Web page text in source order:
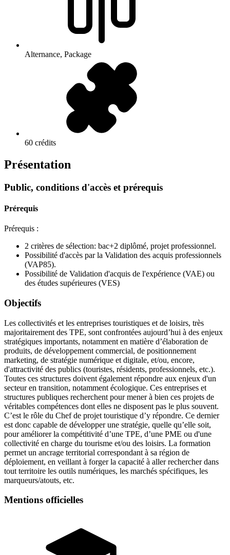
Alternance, Package
60 crédits
Présentation
Public, conditions d'accès et prérequis
Prérequis
Prérequis :
2 critères de sélection: bac+2 diplômé, projet professionnel.
Possibilité d'accès par la Validation des acquis professionnels
(VAP85).
Possibilité de Validation d'acquis de l'expérience (VAE) ou
des études supérieures (VES)
Objectifs
Les collectivités et les entreprises touristiques et de loisirs, très
majoritairement des TPE, sont confrontées aujourd’hui à des enjeux
stratégiques importants, notamment en matière d’élaboration de
produits, de développement commercial, de positionnement
marketing, de stratégie numérique et digitale, et/ou, encore,
d'attractivité des publics (touristes, résidents, professionnels, etc.).
Toutes ces structures doivent également répondre aux enjeux d'un
secteur en transition, notamment écologique. Ces entreprises et
structures publiques recherchent pour mener à bien ces projets de
véritables compétences dont elles ne disposent pas le plus souvent.
C’est le rôle du Chef de projet touristique d’y répondre. Ce dernier
est donc capable de développer une stratégie, quelle qu’elle soit,
pour améliorer la compétitivité d’une TPE, d’une PME ou d'une
collectivité en charge du tourisme et/ou des loisirs. La formation
permet un ancrage territorial correspondant à sa région de
déploiement, en veillant à forger la capacité à aller rechercher dans
tout territoire les outils numériques, les marchés spécifiques, les
marqueurs/atouts, etc.
Mentions officielles